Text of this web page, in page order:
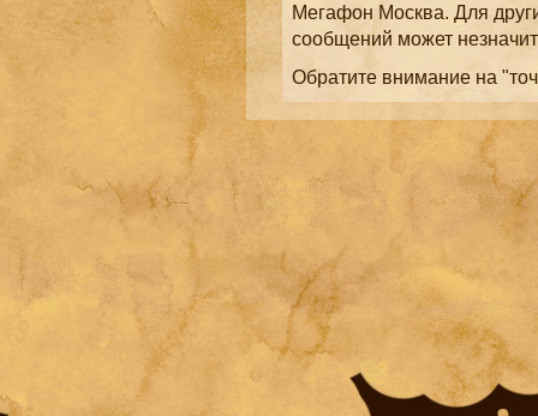
Мегафон Москва. Для
сообщений может
Обратите внимание на